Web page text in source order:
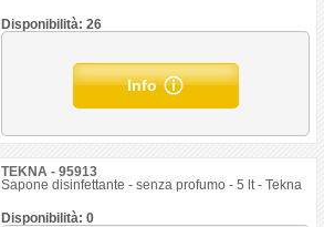
Disponibilità: 26
Info
TEKNA - 95913
Sapone disinfettante - senza profumo - 5 lt - Tekna
Disponibilità: 0